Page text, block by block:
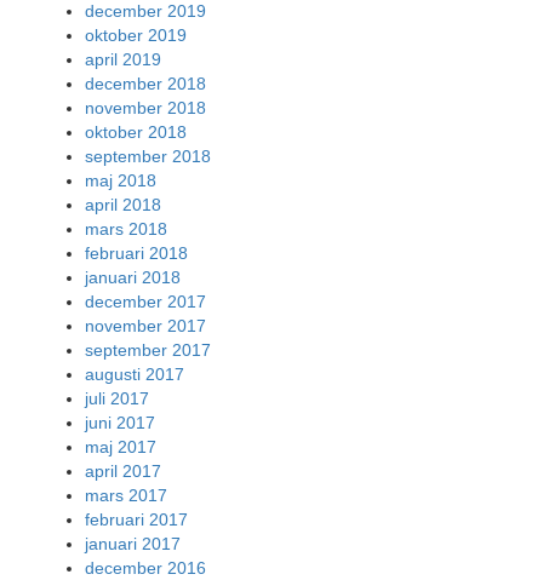
december 2019
oktober 2019
april 2019
december 2018
november 2018
oktober 2018
september 2018
maj 2018
april 2018
mars 2018
februari 2018
januari 2018
december 2017
november 2017
september 2017
augusti 2017
juli 2017
juni 2017
maj 2017
april 2017
mars 2017
februari 2017
januari 2017
december 2016